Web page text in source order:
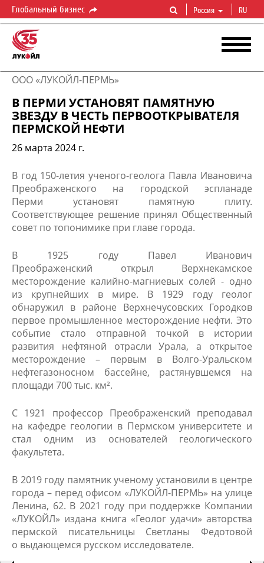
Глобальный бизнес Россия RU
ООО «ЛУКОЙЛ-ПЕРМЬ»
В ПЕРМИ УСТАНОВЯТ ПАМЯТНУЮ
ЗВЕЗДУ В ЧЕСТЬ ПЕРВООТКРЫВАТЕЛЯ
ПЕРМСКОЙ НЕФТИ
26 марта 2024 г.
В год 150-летия ученого-геолога Павла Ивановича
Преображенского на городской эспланаде
Перми установят памятную плиту.
Соответствующее решение принял Общественный
совет по топонимике при главе города.
В 1925 году Павел Иванович
Преображенский открыл Верхнекамское
месторождение калийно-магниевых солей​ - одно
из крупнейших в мире. В 1929 году геолог
обнаружил в районе Верхнечусовских Городков
первое промышленное месторождение нефти. Это
событие стало отправной точкой в истории
развития нефтяной отрасли Урала, а открытое
месторождение – первым в Волго-Уральском
нефтегазоносном бассейне, растянувшемся на
площади 700 тыс. км².
С 1921 профессор Преображенский преподавал
на кафедре геологии в Пермском университете и
стал одним из основателей геологического
факультета.
В 2019 году памятник ученому установили в центре
города – перед офисом «ЛУКОЙЛ-ПЕРМЬ» на улице
Ленина, 62. В 2021 году при поддержке Компании
«ЛУКОЙЛ» издана книга «Геолог удачи» авторства
пермской писательницы Светланы Федотовой
о выдающемся русском исследователе.​